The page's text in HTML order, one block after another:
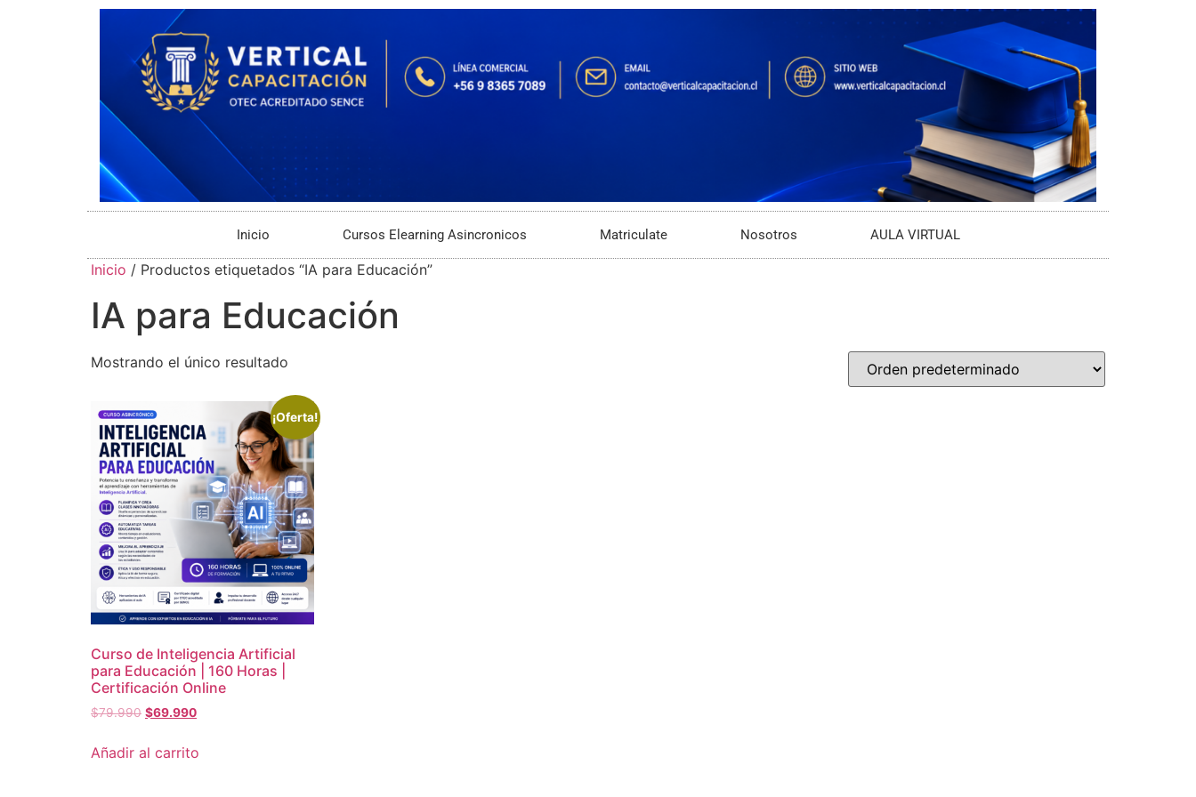
Inicio Cursos Elearning Asincronicos Matriculate Nosotros AULA VIRTUAL
Inicio / Productos etiquetados “IA para Educación”
IA para Educación
Mostrando el único resultado
¡Oferta!
Curso de Inteligencia Artificial
para Educación | 160 Horas |
Certificación Online
$79.990 $69.990
Añadir al carrito